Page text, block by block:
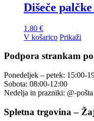
Dišeče
1.80 €
V košarico Prikaži
Podpora strankam
Ponedeljek – petek: 15:00-
Sobota: 08:00-12:00
Nedelja in prazniki: @-pošta
Spletna trgovina –